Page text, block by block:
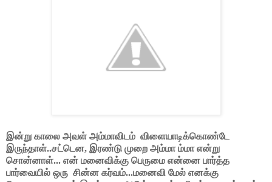
இன்று காலை அவள் அம்மாவிடம் விளையாடிக்கொண்டே
இருந்தாள்..சட்டென, இரண்டு முறை அம்மா ம்மா என்று
சொன்னாள்... என் மனைவிக்கு பெருமை என்னை பார்த்த
பார்வையில் ஒரு சின்ன கர்வம்...மனைவி மேல் எனக்கு